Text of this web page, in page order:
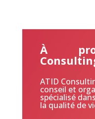
À
ATID
conseil et
spécialisé
la qualité de